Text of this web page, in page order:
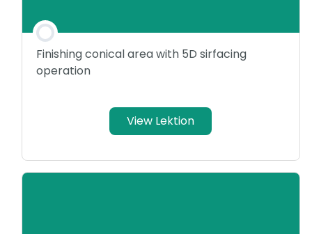
Finishing conical area with 5D sirfacing
operation
View Lektion